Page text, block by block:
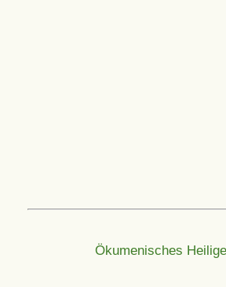
Ökumenisches